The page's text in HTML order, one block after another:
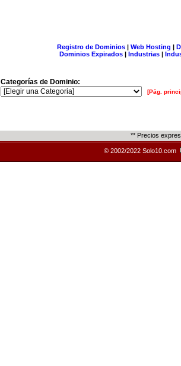
Registro de Dominios| Web Hosting |
Dominios Expirados | Industrias |
Categorías de Dominio:
[Pág.
** Precios
© 2002/2022 Solo10.com